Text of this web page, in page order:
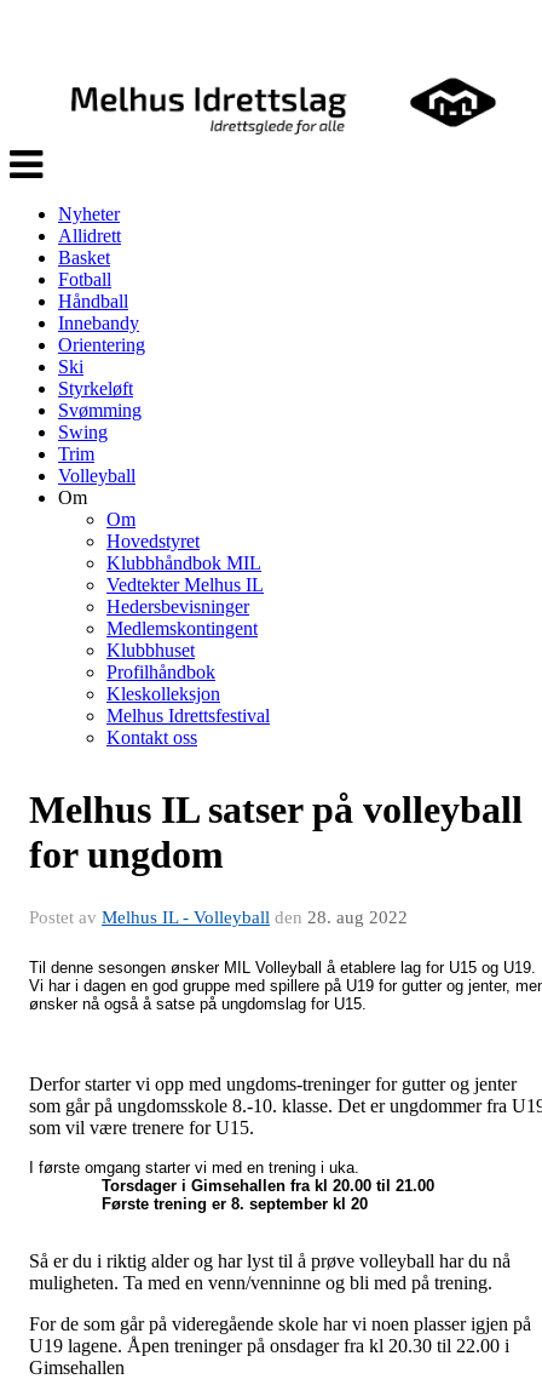
Veksle
navigasjon
Nyheter
Allidrett
Basket
Fotball
Håndball
Innebandy
Orientering
Ski
Styrkeløft
Svømming
Swing
Trim
Volleyball
Om
Om
Hovedstyret
Klubbhåndbok MIL
Vedtekter Melhus IL
Hedersbevisninger
Medlemskontingent
Klubbhuset
Profilhåndbok
Kleskolleksjon
Melhus Idrettsfestival
Kontakt oss
Melhus IL satser på volleyball
for ungdom
Postet av Melhus IL - Volleyball den 28. aug 2022
Til denne sesongen ønsker MIL Volleyball å etablere lag for U15 og U19.
Vi har i dagen en god gruppe med spillere på U19 for gutter og jenter,
ønsker nå også å satse på ungdomslag for U15.
Derfor starter vi opp med ungdoms-treninger for gutter og jenter
som går på ungdomsskole 8.-10. klasse. Det er ungdommer fra
som vil være trenere for U15.
I første omgang starter vi med en trening i uka.
Torsdager i Gimsehallen fra kl 20.00 til 21.00
Første trening er 8. september kl 20
Så er du i riktig alder og har lyst til å prøve volleyball har du nå
muligheten. Ta med en venn/venninne og bli med på trening.
For de som går på videregående skole har vi noen plasser igjen på
U19 lagene. Åpen treninger på onsdager fra kl 20.30 til 22.00 i
Gimsehallen